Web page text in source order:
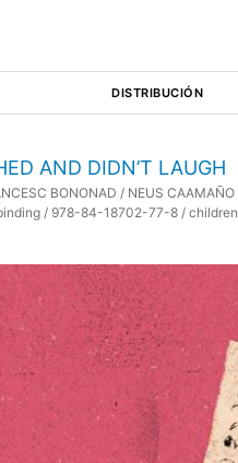
DISTRIBUCIÓN
AND DIDN’T LAUGH
BONONAD / NEUS CAAMAÑO
/ 978-84-18702-77-8 / children